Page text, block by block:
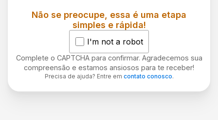
Não se preocupe, essa é uma etapa
simples e rápida!
I'm not a robot
Complete o CAPTCHA para confirmar. Agradecemos sua
compreensão e estamos ansiosos para te receber!
Precisa de ajuda? Entre em contato conosco.